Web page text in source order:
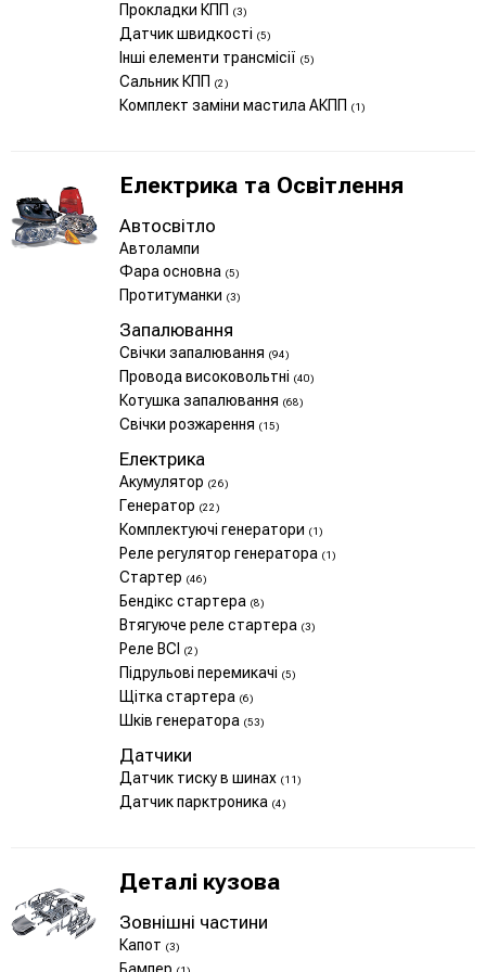
Прокладки КПП (3)
Датчик швидкості (5)
Інші елементи трансмісії (5)
Сальник КПП (2)
Комплект заміни мастила АКПП (1)
Електрика та Освітлення
Автосвітло
Автолампи
Фара основна (5)
Протитуманки (3)
Запалювання
Свічки запалювання (94)
Провода високовольтні (40)
Котушка запалювання (68)
Свічки розжарення (15)
Електрика
Акумулятор (26)
Генератор (22)
Комплектуючі генератори (1)
Реле регулятор генератора (1)
Стартер (46)
Бендікс стартера (8)
Втягуюче реле стартера (3)
Реле ВСІ (2)
Підрульові перемикачі (5)
Щітка стартера (6)
Шків генератора (53)
Датчики
Датчик тиску в шинах (11)
Датчик парктроника (4)
Деталі кузова
Зовнішні частини
Капот (3)